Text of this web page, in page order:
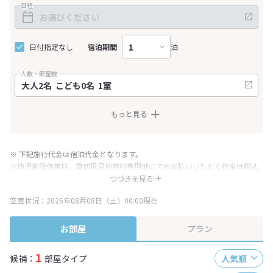
日程
日付指定なし 宿泊期間 泊
人数・部屋数
もっと見る
つづきを見る
※ 下記旅行代金は宿泊代金となります。
※幼児施設使用料、貸切風呂利用料等現地にてお支払いいただく代金は税込
み表記となりますが、消費税増税に伴い代金が一部変更となる場合がござい
※表示されている旅行代金・プラン内容は一定時間ごとに更新されます。最
終確認画面でご確認ください。
空室状況：2026年08月08日（土）00:00現在
お部屋 プラン
候補： 1 部屋タイプ
人気順